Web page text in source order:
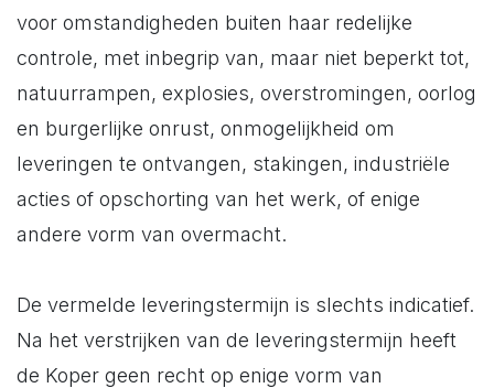
voor omstandigheden buiten haar redelijke
controle, met inbegrip van, maar niet beperkt tot,
natuurrampen, explosies, overstromingen, oorlog
en burgerlijke onrust, onmogelijkheid om
leveringen te ontvangen, stakingen, industriële
acties of opschorting van het werk, of enige
andere vorm van overmacht.
De vermelde leveringstermijn is slechts indicatief.
Na het verstrijken van de leveringstermijn heeft
de Koper geen recht op enige vorm van